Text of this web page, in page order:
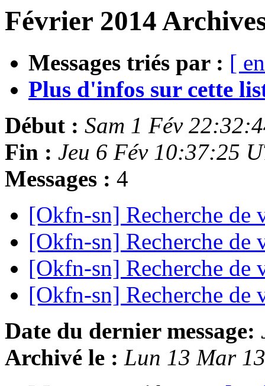
Février 2014
Messages triés par : [
Plus d'infos sur cette
Début : Sam 1 Fév
Fin : Jeu 6 Fév 10:37:25
Messages : 4
[Okfn-sn] Recherche de
[Okfn-sn] Recherche de
[Okfn-sn] Recherche de
[Okfn-sn] Recherche de
Date du dernier message:
Archivé le : Lun 13 Mar